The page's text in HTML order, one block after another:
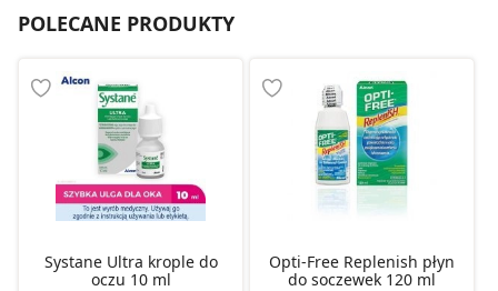
POLECANE PRODUKTY
Systane Ultra krople do
oczu 10 ml
Opti-Free Replenish płyn
do soczewek 120 ml